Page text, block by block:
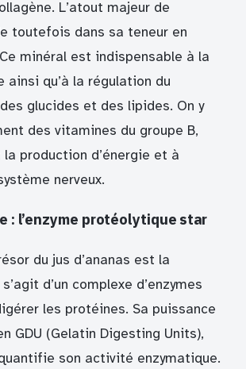
L’atout majeur de
toutefois dans sa teneur en
minéral est indispensable à la
ainsi qu’à la régulation du
glucides et des lipides. On y
des vitamines du groupe B,
production d’énergie et à
nerveux.
: l’enzyme protéolytique star
du jus d’ananas est la
d’un complexe d’enzymes
les protéines. Sa puissance
GDU (Gelatin Digesting Units),
son activité enzymatique.